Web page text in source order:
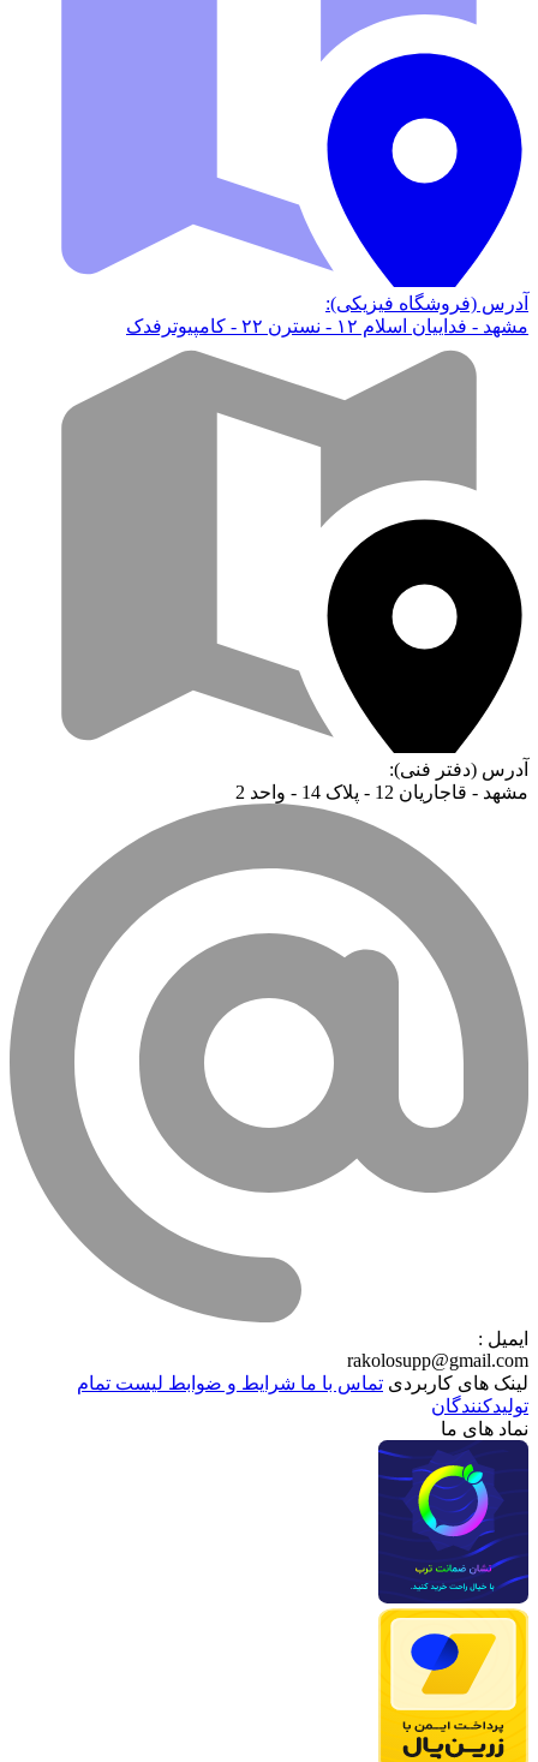
آدرس (فروشگاه فیزیکی):
مشهد - فداییان اسلام ۱۲ - نسترن ۲۲ - کامپیوترفدک
آدرس (دفتر فنی):
مشهد - قاجاریان 12 - پلاک 14 - واحد 2
ایمیل :
rakolosupp@gmail.com
لینک های کاربردی تماس با ماشرایط و ضوابطلیست تمام
تولیدکنندگان
نماد های ما